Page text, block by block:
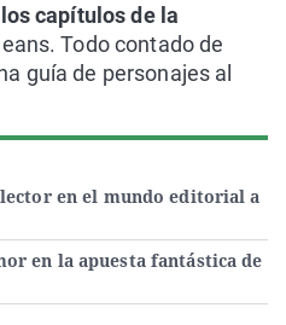
en el mundo editorial a
en la apuesta fantástica de
capítulos de la
Todo contado de
guía de personajes al